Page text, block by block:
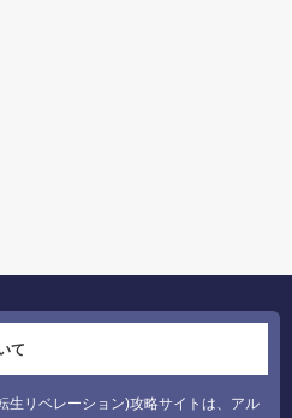
て
生リベレーション)攻略サイトは、アル